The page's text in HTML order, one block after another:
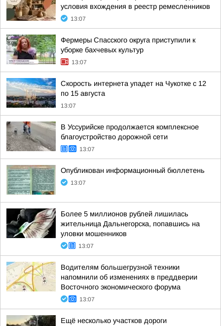
условия вхождения в реестр ремесленников
13:07
Фермеры Спасского округа приступили к
уборке бахчевых культур
13:07
Скорость интернета упадет на Чукотке с 12
по 15 августа
13:07
В Уссурийске продолжается комплексное
благоустройство дорожной сети
13:07
Опубликован информационный бюллетень
13:07
Более 5 миллионов рублей лишилась
жительница Дальнегорска, попавшись на
уловки мошенников
13:07
Водителям большегрузной техники
напомнили об изменениях в преддверии
Восточного экономического форума
13:07
Ещё несколько участков дороги